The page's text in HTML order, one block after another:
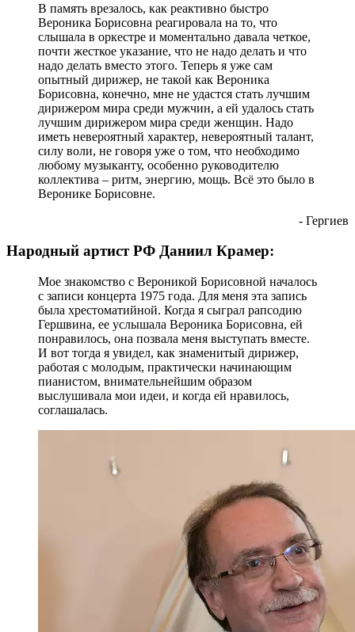
В память врезалось, как реактивно быстро
Вероника Борисовна реагировала на то, что
слышала в оркестре и моментально давала четкое,
почти жесткое указание, что не надо делать и что
надо делать вместо этого. Теперь я уже сам
опытный дирижер, не такой как Вероника
Борисовна, конечно, мне не удастся стать лучшим
дирижером мира среди мужчин, а ей удалось стать
лучшим дирижером мира среди женщин. Надо
иметь невероятный характер, невероятный талант,
силу воли, не говоря уже о том, что необходимо
любому музыканту, особенно руководителю
коллектива – ритм, энергию, мощь. Всё это было в
Веронике Борисовне.
- Гергиев
Народный артист РФ Даниил Крамер:
Мое знакомство с Вероникой Борисовной началось
с записи концерта 1975 года. Для меня эта запись
была хрестоматийной. Когда я сыграл рапсодию
Гершвина, ее услышала Вероника Борисовна, ей
понравилось, она позвала меня выступать вместе.
И вот тогда я увидел, как знаменитый дирижер,
работая с молодым, практически начинающим
пианистом, внимательнейшим образом
выслушивала мои идеи, и когда ей нравилось,
соглашалась.